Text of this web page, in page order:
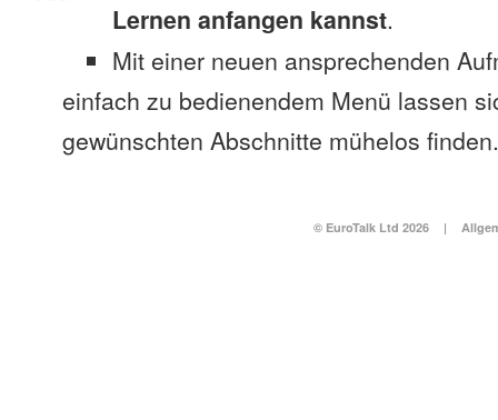
Lernen anfangen kannst.
Mit einer neuen ansprechenden
einfach zu bedienendem Menü lassen
gewünschten Abschnitte mühelos finden.
© EuroTalk Ltd 2026 |